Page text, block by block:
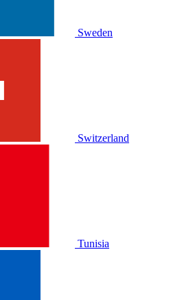
Sweden
Switzerland
Tunisia